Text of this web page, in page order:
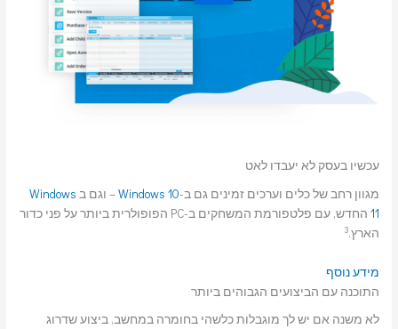
עכשיו בעסק לא יעבדו לאט
מגוון רחב של כלים וערכים זמינים גם ב-Windows 10– וגם ב Windows
11
החדש, עם פלטפורמת המשחקים ב-PC הפופולרית ביותר על פני כדור
הארץ.3
מידע נוסף
התוכנה עם הביצועים הגבוהים ביותר
לא משנה אם יש לך מוגבלות כלשהי בחומרה במחשב, ביצוע שדרוג